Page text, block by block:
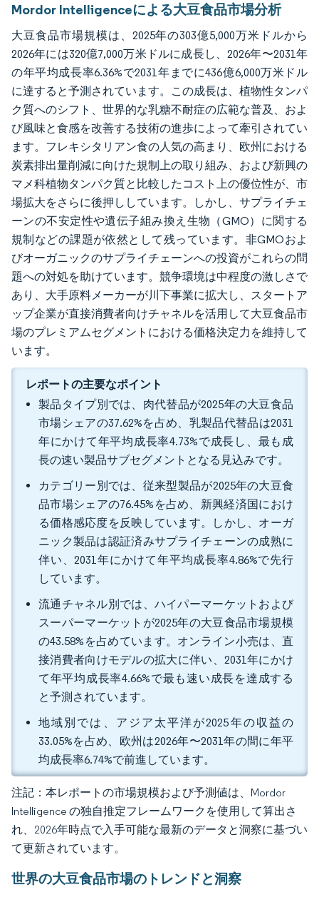
Mordor Intelligenceによる大豆食品市場分析
大豆食品市場規模は、2025年の303億5,000万米ドルから
2026年には320億7,000万米ドルに成長し、2026年〜2031年
の年平均成長率6.36%で2031年までに436億6,000万米ドル
に達すると予測されています。この成長は、植物性タンパ
ク質へのシフト、世界的な乳糖不耐症の広範な普及、およ
び風味と食感を改善する技術の進歩によって牽引されてい
ます。フレキシタリアン食の人気の高まり、欧州における
炭素排出量削減に向けた規制上の取り組み、および新興の
マメ科植物タンパク質と比較したコスト上の優位性が、市
場拡大をさらに後押ししています。しかし、サプライチェ
ーンの不安定性や遺伝子組み換え生物（GMO）に関する
規制などの課題が依然として残っています。非GMOおよ
びオーガニックのサプライチェーンへの投資がこれらの問
題への対処を助けています。競争環境は中程度の激しさで
あり、大手原料メーカーが川下事業に拡大し、スタートア
ップ企業が直接消費者向けチャネルを活用して大豆食品市
場のプレミアムセグメントにおける価格決定力を維持して
います。
レポートの主要なポイント
製品タイプ別では、肉代替品が2025年の大豆食品
市場シェアの37.62%を占め、乳製品代替品は2031
年にかけて年平均成長率4.73%で成長し、最も成
長の速い製品サブセグメントとなる見込みです。
カテゴリー別では、従来型製品が2025年の大豆食
品市場シェアの76.45%を占め、新興経済国におけ
る価格感応度を反映しています。しかし、オーガ
ニック製品は認証済みサプライチェーンの成熟に
伴い、2031年にかけて年平均成長率4.86%で先行
しています。
流通チャネル別では、ハイパーマーケットおよび
スーパーマーケットが2025年の大豆食品市場規模
の43.58%を占めています。オンライン小売は、直
接消費者向けモデルの拡大に伴い、2031年にかけ
て年平均成長率4.66%で最も速い成長を達成する
と予測されています。
地域別では、アジア太平洋が2025年の収益の
33.05%を占め、欧州は2026年〜2031年の間に年平
均成長率6.74%で前進しています。
注記：本レポートの市場規模および予測値は、Mordor
Intelligence の独自推定フレームワークを使用して算出さ
れ、2026年時点で入手可能な最新のデータと洞察に基づい
て更新されています。
世界の大豆食品市場のトレンドと洞察